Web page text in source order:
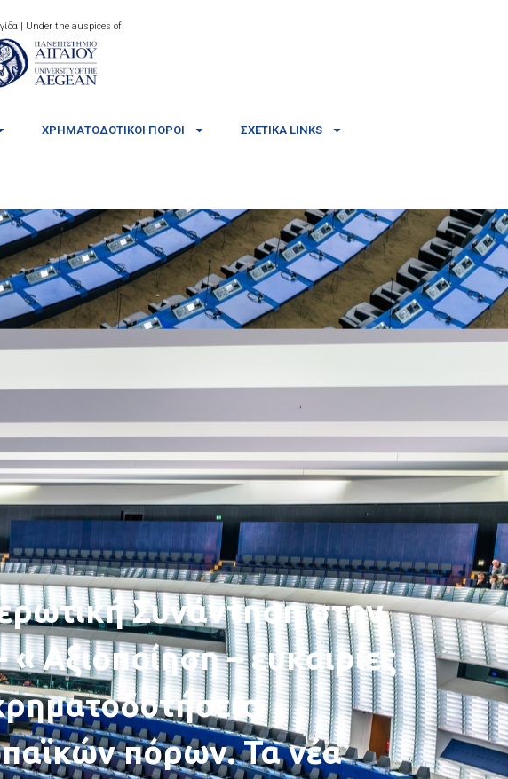
| Under the auspices of
ΧΡΗΜΑΤΟΔΟΤΙΚΟΊ ΠΌΡΟΙ ΣΧΕΤΙΚΆ LINKS
Συνάντηση στην
Αξιοποίηση – ευκαιρίες
πόρων. Τα νέα